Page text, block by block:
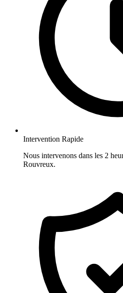
Intervention Rapide
Nous intervenons dans les 2
Rouvreux.